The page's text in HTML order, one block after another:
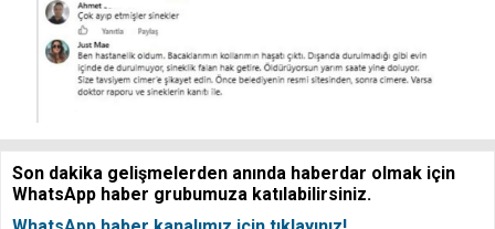
Son dakika gelişmelerden anında haberdar olmak için
WhatsApp haber grubumuza katılabilirsiniz.